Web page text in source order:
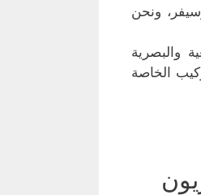
ونحن
والبصرية
الخاصة